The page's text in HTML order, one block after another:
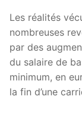
Les réalités
nombreuses
par des
du salaire de
minimum, en
la fin d’une